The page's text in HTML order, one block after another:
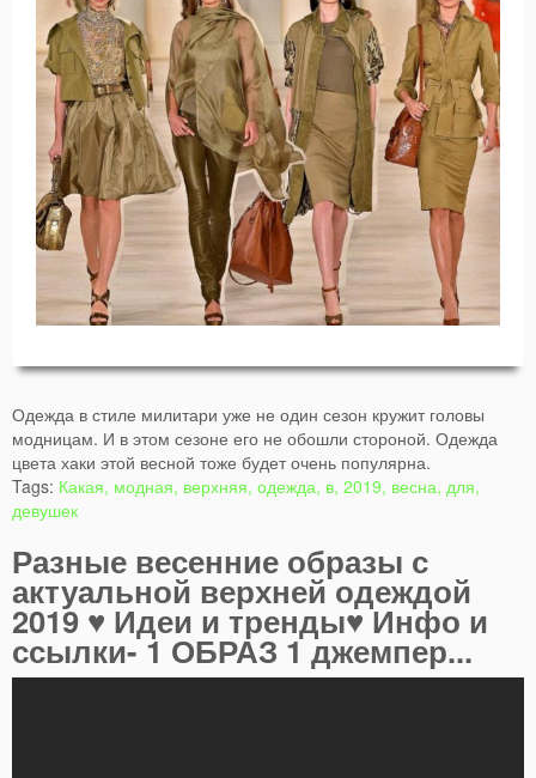
Одежда в стиле милитари уже не один сезон кружит головы
модницам. И в этом сезоне его не обошли стороной. Одежда
цвета хаки этой весной тоже будет очень популярна.
Tags: Какая, модная, верхняя, одежда, в, 2019, весна, для,
девушек
Разные весенние образы с
актуальной верхней одеждой
2019 ♥ Идеи и тренды♥ Инфо и
ссылки- 1 ОБРАЗ 1 джемпер...